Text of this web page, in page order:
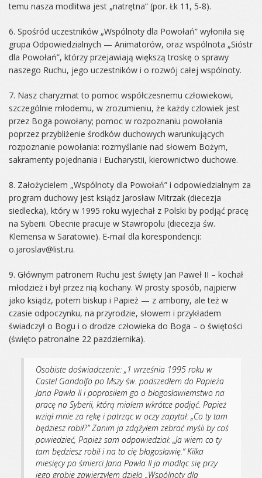
temu nasza modlitwa jest „natrętna” (por. Łk 11, 5-8).
6. Spośród uczestników „Wspólnoty dla Powołań” wyłoniła się
grupa Odpowiedzialnych — Animatorów, oraz wspólnota „Sióstr
dla Powołań”, którzy przejawiają większą troskę o sprawy
naszego Ruchu, jego uczestników i o rozwój całej wspólnoty.
7. Nasz charyzmat to pomoc współczesnemu człowiekowi,
szczególnie młodemu, w zrozumieniu, że każdy czlowiek jest
przez Boga powołany; pomoc w rozpoznaniu powołania
poprzez przybliżenie środków duchowych warunkujących
rozpoznanie powołania: rozmyślanie nad słowem Bożym,
sakramenty pojednania i Eucharystii, kierownictwo duchowe.
8. Założycielem „Wspólnoty dla Powołań” i odpowiedzialnym za
program duchowy jest ksiądz Jarosław Mitrzak (diecezja
siedlecka), który w 1995 roku wyjechał z Polski by podjąć pracę
na Syberii. Obecnie pracuje w Stawropolu (diecezja św.
Klemensa w Saratowie). E-mail dla korespondencji:
o.jaroslav@list.ru.
9. Głównym patronem Ruchu jest święty Jan Paweł II – kochał
młodzież i był przez nią kochany. W prosty sposób, najpierw
jako ksiądz, potem biskup i Papież — z ambony, ale też w
czasie odpoczynku, na przyrodzie, słowem i przykładem
świadczył o Bogu i o drodze człowieka do Boga – o świętości
(święto patronalne 22 pazdziernika).
Osobiste doświadczenie: „1 września 1995 roku w
Castel Gandolfo po Mszy św. podszedłem do Papieża
Jana Pawła II i poprosiłem go o błogosławiemstwo na
pracę na Syberii, którą miałem wkrótce podjąć. Papież
wziął mnie za rękę i patrząc w oczy zapytał: „Co ty tam
będziesz robił?” Zanim ja zdążyłem zebrać myśli by coś
powiedzieć, Papież sam odpowiedział: „Ja wiem co ty
tam będziesz robił i na to cię błogosławię.” Kilka
miesięcy po śmierci Jana Pawła II ja modląc się przy
jego grobie zawierzyłem dzieło „Wspólnoty dla